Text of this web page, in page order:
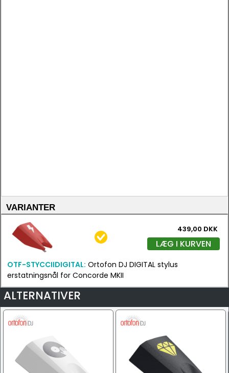
VARIANTER
439,00 DKK
LÆG I KURVEN
OTF-STYCCIIDIGITAL: Ortofon DJ DIGITAL stylus
erstatningsnål for Concorde MKII
ALTERNATIVER